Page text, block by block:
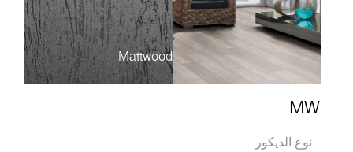
Mattwood
MW
نوع الديكور